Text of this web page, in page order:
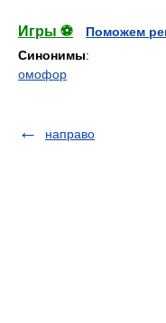
Игры ⚽
Поможем
Синонимы:
омофор
направо